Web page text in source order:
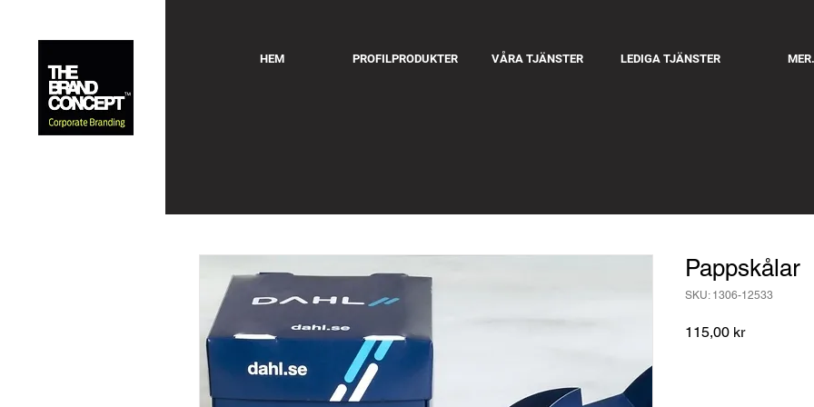
HEM PROFILPRODUKTER VÅRA TJÄNSTER LEDIGA TJÄNSTER
Pappskålar
SKU: 1306-12533
115,00 krPris